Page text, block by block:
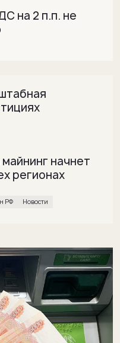
на 2 п.п. не
начнет
регионах
РФ Новости